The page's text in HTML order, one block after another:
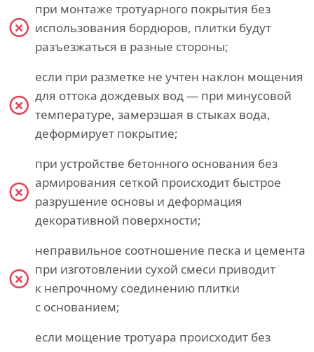
при монтаже тротуарного покрытия без
использования бордюров, плитки будут
разъезжаться в разные стороны;
если при разметке не учтен наклон мощения
для оттока дождевых вод — при минусовой
температуре, замерзшая в стыках вода,
деформирует покрытие;
при устройстве бетонного основания без
армирования сеткой происходит быстрое
разрушение основы и деформация
декоративной поверхности;
неправильное соотношение песка и цемента
при изготовлении сухой смеси приводит
к непрочному соединению плитки
с основанием;
если мощение тротуара происходит без